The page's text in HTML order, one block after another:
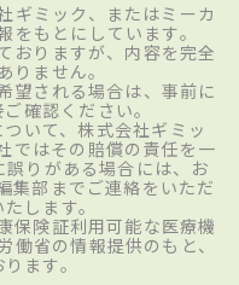
ギミック、またはミーカ
をもとにしています。
おりますが、内容を完全
りません。
望される場合は、事前に
確認ください。
いて、株式会社ギミッ
ではその賠償の責任を一
りがある場合には、お
集部までご連絡をいただ
します。
保険証利用可能な医療機
省の情報提供のもと、
ます。